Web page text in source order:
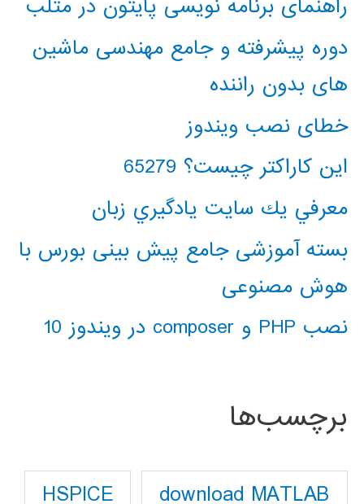
راهنمای برنامه نویسی پایتون در متلب
دوره پیشرفته و جامع مهندسی ماشین
های بدون راننده
خطای نصب ویندوز
این کاراکتر چیست؟ 65279
معرفي يك سايت يادگيري زبان
بسته آموزشی جامع پیش بینی بورس با
هوش مصنوعی
نصب PHP و composer در ویندوز 10
برچسب‌ها
download MATLAB
HSPICE